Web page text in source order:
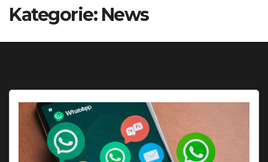
Kategorie: News